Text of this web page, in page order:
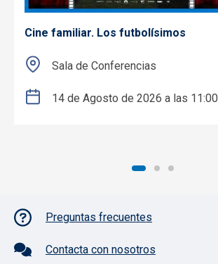
Cine familiar. Los futbolísimos
Sala de Conferencias
14 de Agosto de 2026 a las 11:00
Pie de página con iconos
Preguntas frecuentes
Contacta con nosotros